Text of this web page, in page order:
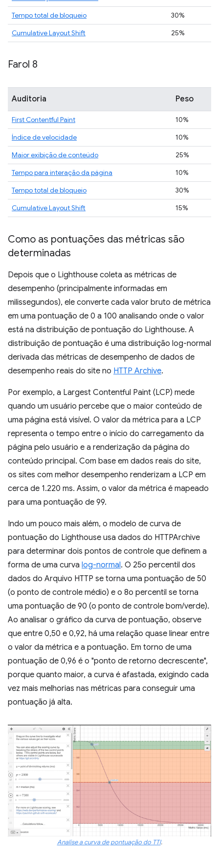
Tempo total de bloqueio
30%
Cumulative Layout Shift
25%
Farol 8
Auditoria Peso
First Contentful Paint
10%
Índice de velocidade
10%
Maior exibição de conteúdo
25%
Tempo para interação da página
10%
Tempo total de bloqueio
30%
Cumulative Layout Shift
15%
Como as pontuações das métricas são
determinadas
Depois que o Lighthouse coleta as métricas de
desempenho (principalmente informadas em
milissegundos), ele converte cada valor bruto de métrica
em uma pontuação de 0 a 100 analisando onde o valor
está na distribuição de pontuação do Lighthouse. A
distribuição de pontuação é uma distribuição log-normal
derivada das métricas de desempenho de dados de
desempenho reais do site no HTTP Archive.
Por exemplo, a Largest Contentful Paint (LCP) mede
quando um usuário percebe que o maior conteúdo de
uma página está visível. O valor da métrica para a LCP
representa o tempo entre o início do carregamento da
página pelo usuário e a renderização da página do
conteúdo principal. Com base em dados reais do site,
os sites com melhor desempenho renderizam a LCP em
cerca de 1.220 ms. Assim, o valor da métrica é mapeado
para uma pontuação de 99.
Indo um pouco mais além, o modelo de curva de
pontuação do Lighthouse usa dados do HTTPArchive
para determinar dois pontos de controle que definem a
forma de uma curva log-normal. O 25o percentil dos
dados do Arquivo HTTP se torna uma pontuação de 50
(o ponto de controle médio) e o 8o percentil se torna
uma pontuação de 90 (o ponto de controle bom/verde).
Ao analisar o gráfico da curva de pontuação, observe
que entre 0,50 e 0,92, há uma relação quase linear entre
o valor da métrica e a pontuação. Em torno de uma
pontuação de 0,96 é o "ponto de retorno decrescente",
porque quanto maior, a curva é afastada, exigindo cada
vez mais melhorias nas métricas para conseguir uma
pontuação já alta.
Analise a curva de pontuação do TTI.